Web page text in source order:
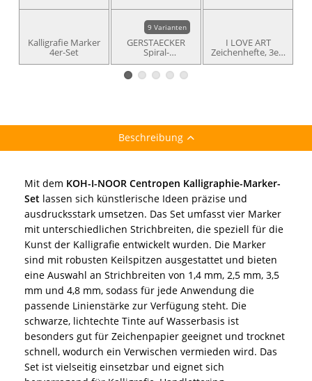
Kalligrafie Marker
4er-Set
9 Varianten
GERSTAECKER
Spiral-
Skizzenbuch
I LOVE ART
Zeichenhefte, 3er-
Packung
Beschreibung
Mit dem KOH-I-NOOR Centropen Kalligraphie-Marker-
Set lassen sich künstlerische Ideen präzise und
ausdrucksstark umsetzen. Das Set umfasst vier Marker
mit unterschiedlichen Strichbreiten, die speziell für die
Kunst der Kalligrafie entwickelt wurden. Die Marker
sind mit robusten Keilspitzen ausgestattet und bieten
eine Auswahl an Strichbreiten von 1,4 mm, 2,5 mm, 3,5
mm und 4,8 mm, sodass für jede Anwendung die
passende Linienstärke zur Verfügung steht. Die
schwarze, lichtechte Tinte auf Wasserbasis ist
besonders gut für Zeichenpapier geeignet und trocknet
schnell, wodurch ein Verwischen vermieden wird. Das
Set ist vielseitig einsetzbar und eignet sich